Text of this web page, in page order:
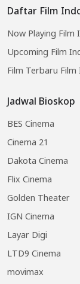
Daftar Film
Now Playing Film
Upcoming Film
Film Terbaru Film
Jadwal Bioskop
BES Cinema
Cinema 21
Dakota Cinema
Flix Cinema
Golden Theater
IGN Cinema
Layar Digi
LTD9 Cinema
movimax